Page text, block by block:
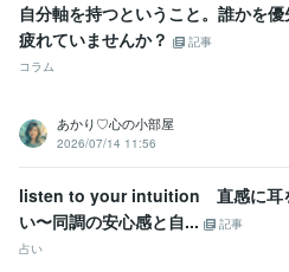
自分軸を持つということ。誰かを
疲れていませんか？
記事
コラム
あかり♡心の小部屋
2026/07/14 11:56
listen to your intuition 直感に耳
い〜同調の安心感と自...
記事
占い